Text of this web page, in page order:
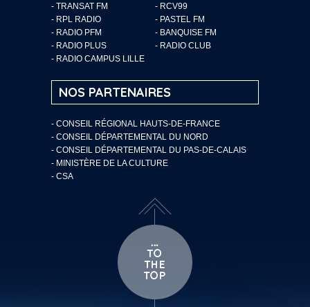
- TRANSAT FM
- RCV99
- RPL RADIO
- PASTEL FM
- RADIO PFM
- BANQUISE FM
- RADIO PLUS
- RADIO CLUB
- RADIO CAMPUS LILLE
NOS PARTENAIRES
- CONSEIL RÉGIONAL HAUTS-DE-FRANCE
- CONSEIL DÉPARTEMENTAL DU NORD
- CONSEIL DÉPARTEMENTAL DU PAS-DE-CALAIS
- MINISTÈRE DE LA CULTURE
- CSA